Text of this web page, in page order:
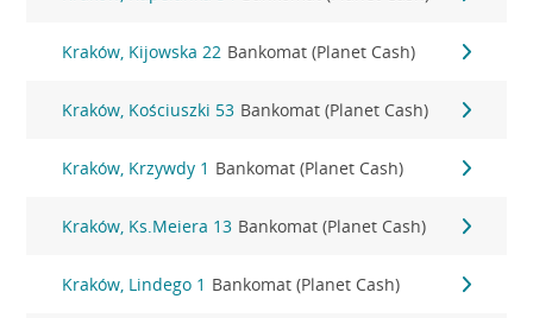
Kraków, Kijowska 22 Bankomat (Planet Cash)
Kraków, Kościuszki 53 Bankomat (Planet Cash)
Kraków, Krzywdy 1 Bankomat (Planet Cash)
Kraków, Ks.Meiera 13 Bankomat (Planet Cash)
Kraków, Lindego 1 Bankomat (Planet Cash)